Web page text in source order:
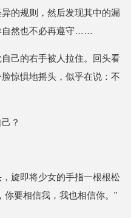
的规则，然后发现其中的漏
自然也不必再遵守……
己的右手被人拉住。回头看
惊惧地摇头，似乎在说：不
？
旋即将少女的手指一根根松
你要相信我，我也相信你。”